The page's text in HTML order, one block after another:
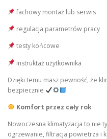
fachowy montaż lub serwis
regulacja parametrów pracy
testy końcowe
instruktaż użytkownika
Dzięki temu masz pewność, że
bezpiecznie
Komfort przez cały rok
Nowoczesna klimatyzacja to nie
ogrzewanie, filtracja powietrza i